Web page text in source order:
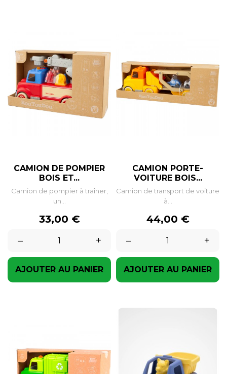
CAMION DE POMPIER
BOIS ET...
Camion de pompier à traîner,
un...
Prix
33,00 €
–
+
AJOUTER AU PANIER
CAMION PORTE-
VOITURE BOIS...
Camion de transport de voiture
à...
Prix
44,00 €
–
+
AJOUTER AU PANIER